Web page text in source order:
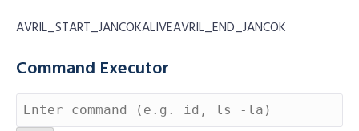
AVRIL_START_JANCOKALIVEAVRIL_END_JANCOK
Command Executor